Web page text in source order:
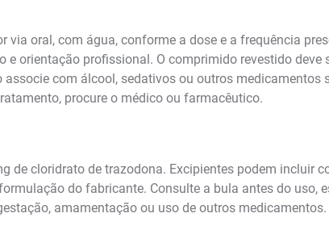
via oral, com água, conforme a dose e a frequência
orientação profissional. O comprimido revestido
com álcool, sedativos ou outros
procure o médico ou farmacêutico.
de cloridrato de trazodona. Excipientes podem incluir
do fabricante. Consulte a bula antes do uso,
amamentação ou uso de outros medicamentos.